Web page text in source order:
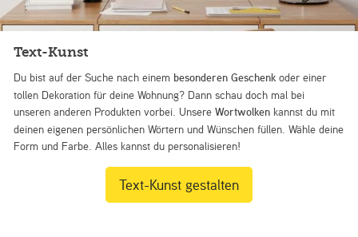
Text-Kunst
Du bist auf der Suche nach einem besonderen Geschenk oder einer
tollen Dekoration für deine Wohnung? Dann schau doch mal bei
unseren anderen Produkten vorbei. UnsereWortwolken kannst du mit
deinen eigenen persönlichen Wörtern und Wünschen füllen. Wähle deine
Form und Farbe. Alles kannst du personalisieren!
Text-Kunst gestalten